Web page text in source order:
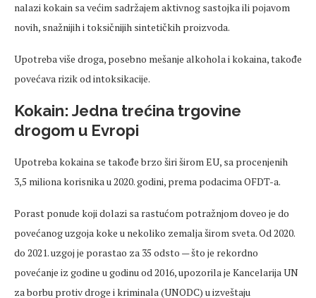
nalazi kokain sa većim sadržajem aktivnog sastojka ili pojavom
novih, snažnijih i toksičnijih sintetičkih proizvoda.
Upotreba više droga, posebno mešanje alkohola i kokaina, takođe
povećava rizik od intoksikacije.
Kokain: Jedna trećina trgovine
drogom u Evropi
Upotreba kokaina se takođe brzo širi širom EU, sa procenjenih
3,5 miliona korisnika u 2020. godini, prema podacima OFDT-a.
Porast ponude koji dolazi sa rastućom potražnjom doveo je do
povećanog uzgoja koke u nekoliko zemalja širom sveta. Od 2020.
do 2021. uzgoj je porastao za 35 odsto — što je rekordno
povećanje iz godine u godinu od 2016, upozorila je Kancelarija UN
za borbu protiv droge i kriminala (UNODC) u izveštaju